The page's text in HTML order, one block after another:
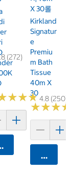
(272)
★★★
★★★4.8 (250)
트에 담기
X 30롤
Kirkland
Signatur
E
Premiu
M Bath
Tissue
40m X
30
★★★
★★★
카트에